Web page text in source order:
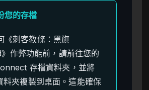
您的存檔
《刺客教條：黑旗
作弊功能前，請前往您的
存檔資料夾，並將
料夾複製到桌面。這能確保